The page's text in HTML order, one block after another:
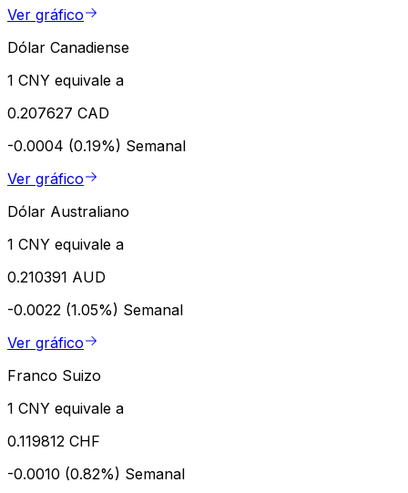
Ver gráfico
Dólar Canadiense
1 CNY equivale a
0.207627 CAD
-0.0004 (0.19%) Semanal
Ver gráfico
Dólar Australiano
1 CNY equivale a
0.210391 AUD
-0.0022 (1.05%) Semanal
Ver gráfico
Franco Suizo
1 CNY equivale a
0.119812 CHF
-0.0010 (0.82%) Semanal